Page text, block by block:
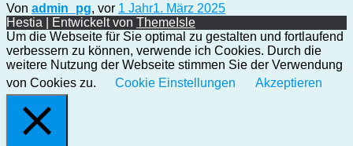
Von admin_pg, vor 1 Jahr1. März 2025
Hestia | Entwickelt von ThemeIsle
Um die Webseite für Sie optimal zu gestalten und fortlaufend
verbessern zu können, verwende ich Cookies. Durch die
weitere Nutzung der Webseite stimmen Sie der Verwendung
von Cookies zu.
Cookie Einstellungen Akzeptieren